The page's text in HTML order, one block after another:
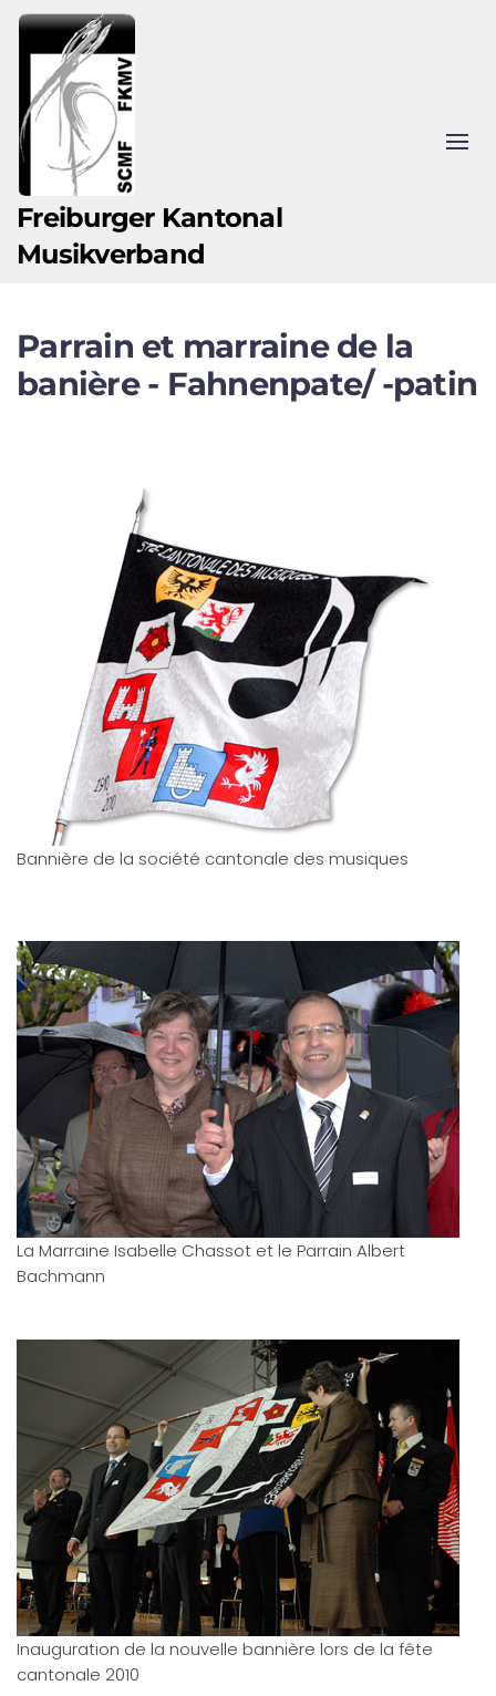
Zum Hauptinhalt springen
Freiburger Kantonal
Musikverband
Parrain et marraine de la
banière - Fahnenpate/ -patin
Bannière de la société cantonale des musiques
La Marraine Isabelle Chassot et le Parrain Albert
Bachmann
Inauguration de la nouvelle bannière lors de la fête
cantonale 2010